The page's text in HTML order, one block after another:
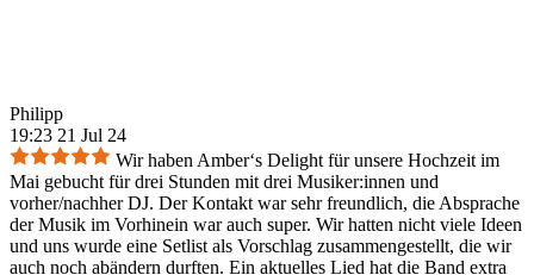
Philipp
19:23 21 Jul 24
Wir haben Amber‘s Delight für unsere Hochzeit im
Mai gebucht für drei Stunden mit drei Musiker:innen und
vorher/nachher DJ. Der Kontakt war sehr freundlich, die Absprache
der Musik im Vorhinein war auch super. Wir hatten nicht viele Ideen
und uns wurde eine Setlist als Vorschlag zusammengestellt, die wir
auch noch abändern durften. Ein aktuelles Lied hat die Band extra